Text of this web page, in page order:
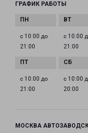
ГРАФИК РАБОТЫ
с 10:00 до
21:00
с 10:00
21:00
с 10:00 до
21:00
с 10:00
20:00
МОСКВА